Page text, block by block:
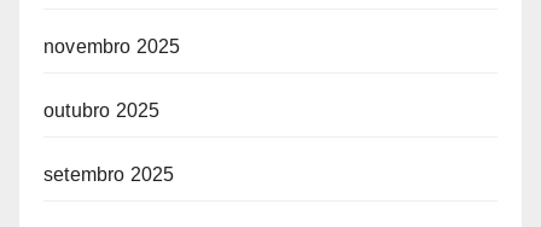
novembro 2025
outubro 2025
setembro 2025